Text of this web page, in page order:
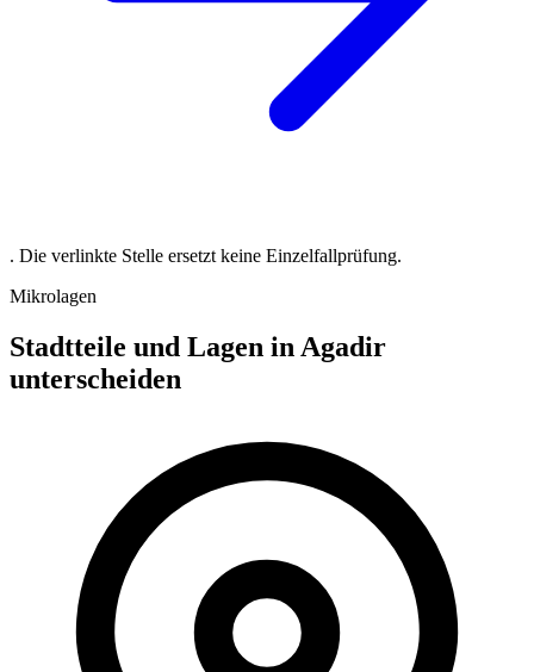
. Die verlinkte Stelle ersetzt keine Einzelfallprüfung.
Mikrolagen
Stadtteile und Lagen in Agadir
unterscheiden